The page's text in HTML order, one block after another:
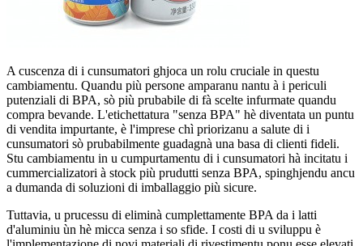
A cuscenza di i cunsumatori ghjoca un rolu cruciale in questu
cambiamentu. Quandu più persone amparanu nantu à i periculi
putenziali di BPA, sò più prubabile di fà scelte infurmate quandu
compra bevande. L'etichettatura "senza BPA" hè diventata un puntu
di vendita impurtante, è l'imprese chì priorizanu a salute di i
cunsumatori sò prubabilmente guadagnà una basa di clienti fideli.
Stu cambiamentu in u cumpurtamentu di i cunsumatori hà incitatu i
cummercializatori à stock più prudutti senza BPA, spinghjendu ancu
a dumanda di soluzioni di imballaggio più sicure.
Tuttavia, u prucessu di eliminà cumplettamente BPA da i latti
d'aluminiu ùn hè micca senza i so sfide. I costi di u sviluppu è